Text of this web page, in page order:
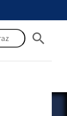
search